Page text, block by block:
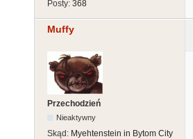
Posty: 368
Muffy
Przechodzień
Nieaktywny
Skąd: Myehtenstein in Bytom City